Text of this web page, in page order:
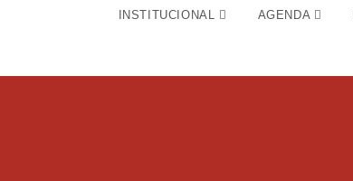
INSTITUCIONAL AGENDA